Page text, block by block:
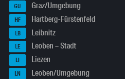
GU Graz/Umgebung
HF Hartberg-Fürstenfeld
LB Leibnitz
LE Leoben – Stadt
LI Liezen
LN Leoben/Umgebung